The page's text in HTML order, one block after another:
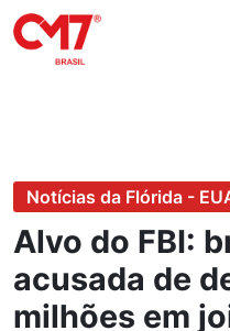
Notícias da Flórida -
Alvo do FBI:
acusada de
milhões em